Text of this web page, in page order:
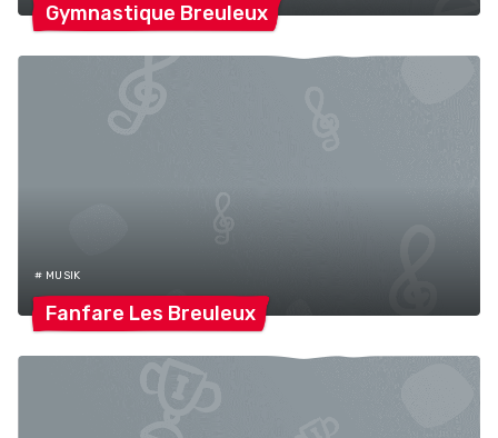
Gymnastique Breuleux
# MUSIK
Fanfare Les Breuleux